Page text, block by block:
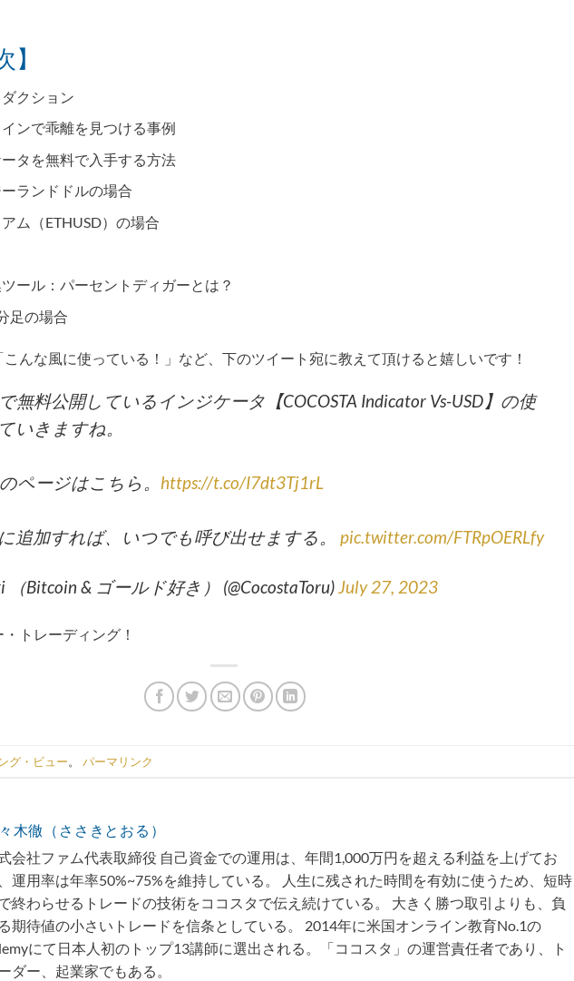
】
クション
ンで乖離を見つける事例
タを無料で入手する方法
ランドドルの場合
ム（ETHUSD）の場合
ール：パーセントディガーとは？
足の場合
んな風に使っている！」など、下のツイート宛に教えて頂けると嬉しいです！
無料公開しているインジケータ【COCOSTA Indicator Vs-USD】の使
いきますね。
ページはこちら。 https://t.co/I7dt3Tj1rL
追加すれば、いつでも呼び出せまする。 pic.twitter.com/FTRpOERLfy
（Bitcoin & ゴールド好き） (@CocostaToru)July 27, 2023
トレーディング！
グ・ビュー。 パーマリンク
木徹（ささきとおる）
会社ファム代表取締役 自己資金での運用は、年間1,000万円を超える利益を上げてお
運用率は年率50%~75%を維持している。 人生に残された時間を有効に使うため、短時
終わらせるトレードの技術をココスタで伝え続けている。 大きく勝つ取引よりも、負
期待値の小さいトレードを信条としている。 2014年に米国オンライン教育No.1の
にて日本人初のトップ13講師に選出される。「ココスタ」の運営責任者であり、ト
ダー、起業家でもある。